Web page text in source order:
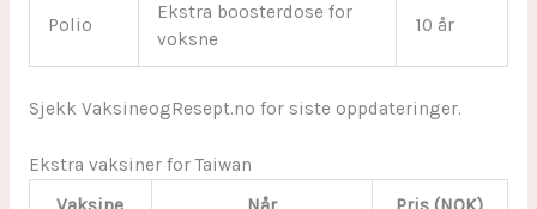
Polio
Ekstra boosterdose for
voksne
10 år
Sjekk VaksineogResept.no for siste oppdateringer.
Ekstra vaksiner for Taiwan